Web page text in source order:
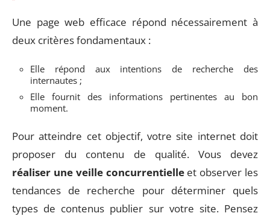
Une page web efficace répond nécessairement à
deux critères fondamentaux :
Elle répond aux intentions de recherche des
internautes ;
Elle fournit des informations pertinentes au bon
moment.
Pour atteindre cet objectif, votre site internet doit
proposer du contenu de qualité. Vous devez
réaliser une veille concurrentielleet observer les
tendances de recherche pour déterminer quels
types de contenus publier sur votre site. Pensez